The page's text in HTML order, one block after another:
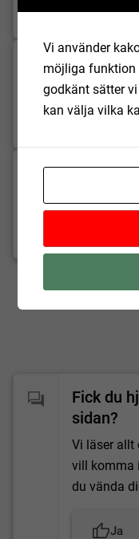
och körled för dig
Historisk
Upplev Hörbys
elskåp.
En guide för dig
2025-03-
Fick du
sidan?
Vi läser allt
vill komma
du vända
Ja
Vi använder
möjliga funktion
godkänt sätter
kan välja vilka